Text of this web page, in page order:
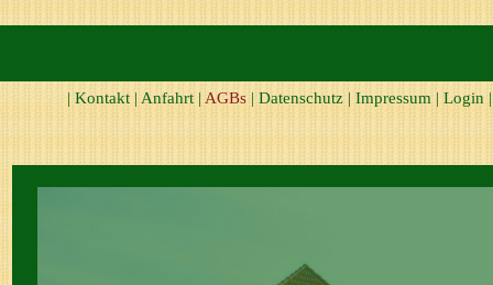
| Kontakt | Anfahrt | AGBs | Datenschutz | Impressum | Login |